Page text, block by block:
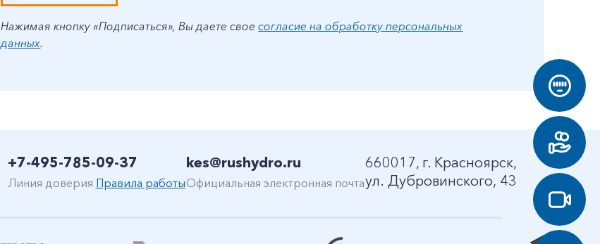
Нажимая кнопку «Подписаться», Вы даете своесогласие на обработку персональных
данных.
+7-495-785-09-37
Линия доверия Правила работы
kes@rushydro.ru
Официальная электронная почта
660017, г. Красноярск,
ул. Дубровинского, 43